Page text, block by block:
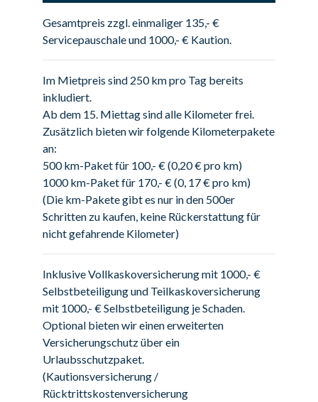
Gesamtpreis zzgl. einmaliger 135,- €
Servicepauschale und 1000,- € Kaution.
Im Mietpreis sind 250 km pro Tag bereits
inkludiert.
Ab dem 15. Miettag sind alle Kilometer frei.
Zusätzlich bieten wir folgende Kilometerpakete
an:
500 km-Paket für 100,- € (0,20 € pro km)
1000 km-Paket für 170,- € (0, 17 € pro km)
(Die km-Pakete gibt es nur in den 500er
Schritten zu kaufen, keine Rückerstattung für
nicht gefahrende Kilometer)
Inklusive Vollkaskoversicherung mit 1000,- €
Selbstbeteiligung und Teilkaskoversicherung
mit 1000,- € Selbstbeteiligung je Schaden.
Optional bieten wir einen erweiterten
Versicherungschutz über ein
Urlaubsschutzpaket.
(Kautionsversicherung /
Rücktrittskostenversicherung